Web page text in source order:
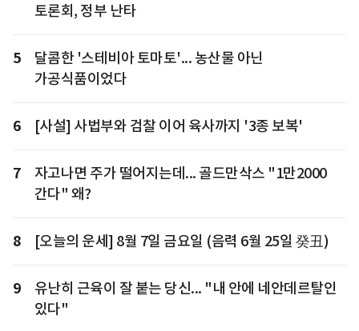
토론회, 정부 난타
5
달콤한 '스테비아 토마토'... 농산물 아닌
가공식품이었다
6 [사설] 사법부와 검찰 이어 육사까지 '3종 보복'
7
자고나면 주가 떨어지는데... 골드만삭스 "1만2000
간다" 왜?
8 [오늘의 운세] 8월 7일 금요일 (음력 6월 25일 癸丑)
9
유난히 근육이 잘 붙는 당신... "내 안에 네안데르탈인
있다"